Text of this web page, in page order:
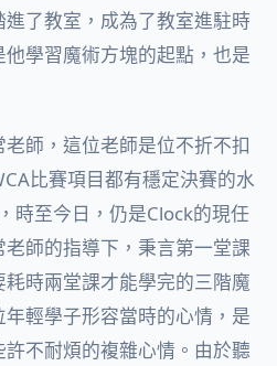
了教室，成為了教室進駐時
學習魔術方塊的起點，也是
師，這位老師是位不折不扣
比賽項目都有穩定決賽的水
時至今日，仍是Clock的現任
師的指導下，秉言第一堂課
時兩堂課才能學完的三階魔
輕學子形容當時的心情，是
不耐煩的複雜心情。由於聽